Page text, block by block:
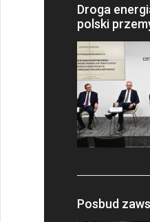
Droga
polski
Posbud